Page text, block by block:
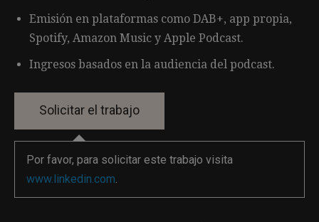
Emisión en plataformas como DAB+, app propia,
Spotify, Amazon Music y Apple Podcast.
Ingresos basados en la audiencia del podcast.
Por favor, para solicitar este trabajo visita
www.linkedin.com.